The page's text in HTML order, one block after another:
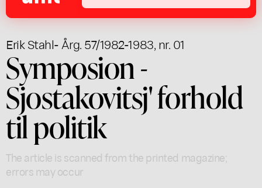
Erik Stahl- Årg. 57/1982-1983, nr. 01
Symposion -
Sjostakovitsj' forhold
til politik
The article is scanned from the printed magazine;
errors may occur